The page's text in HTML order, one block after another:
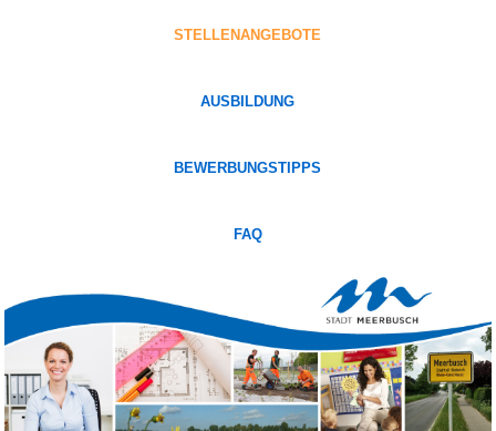
STELLENANGEBOTE
AUSBILDUNG
BEWERBUNGSTIPPS
FAQ